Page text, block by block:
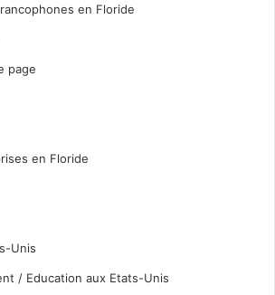
en Floride
page
en Floride
Unis
/ Education aux Etats-Unis